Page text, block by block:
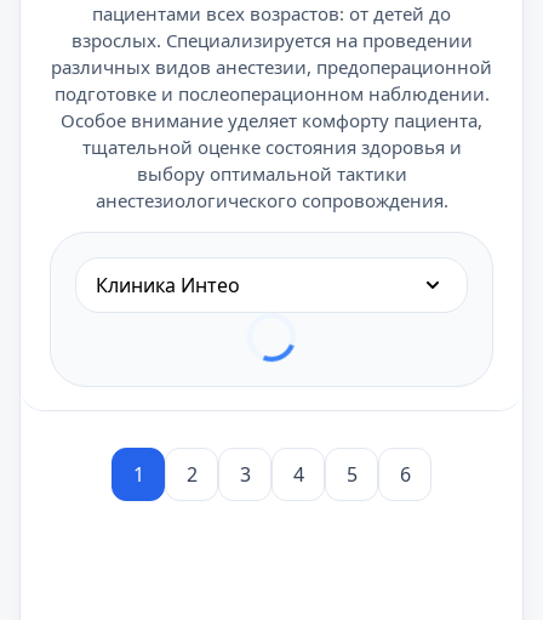
пациентами всех возрастов: от детей до
взрослых. Специализируется на проведении
различных видов анестезии, предоперационной
подготовке и послеоперационном наблюдении.
Особое внимание уделяет комфорту пациента,
тщательной оценке состояния здоровья и
выбору оптимальной тактики
анестезиологического сопровождения.
Клиника Интео
1 2 3 4 5 6